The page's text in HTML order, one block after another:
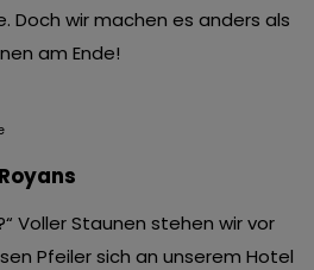
Doch wir machen es anders als
am Ende!
Voller Staunen stehen wir vor
Pfeiler sich an unserem Hotel